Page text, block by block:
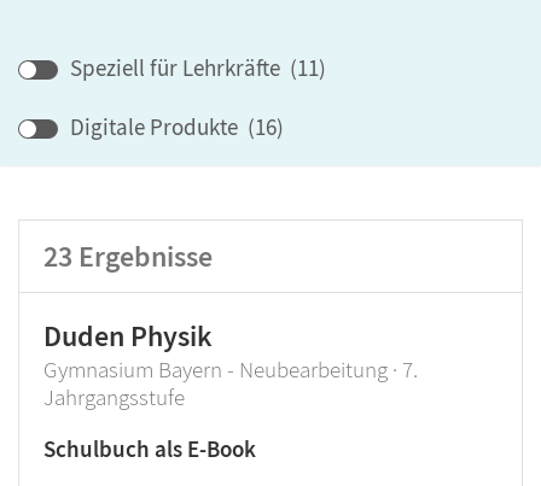
Klassenstufe
Speziell für Lehrkräfte (11)
Digitale Produkte (16)
23 Ergebnisse
Duden Physik
Gymnasium Bayern - Neubearbeitung · 7.
Jahrgangsstufe
Schulbuch als E-Book